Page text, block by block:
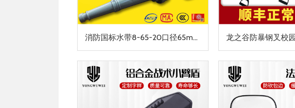
消防国标水带8-65-20口径65mm水管2.5寸20/25米8型接口水枪水带